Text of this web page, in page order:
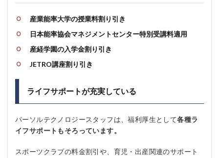
産業能率大学の授業料割り引き
日本能率協会マネジメントセンター特別受講料適用
産経学園の入学金割り引き
JETRO講座割り引き
ライフサポートが充実している
パーソルテクノロジースタッフは、福利厚生として各種ラ
イフサポートもそろっています。
スポーツクラブの料金割引や、育児・出産関連のサポート